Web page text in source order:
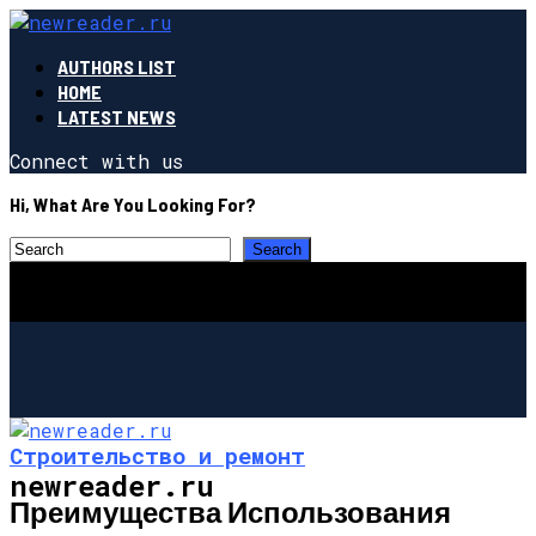
AUTHORS LIST
HOME
LATEST NEWS
Connect with us
Hi, What Are You Looking For?
newreader.ru
Строительство и ремонт
Преимущества Использования